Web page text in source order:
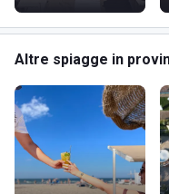
Altre spiagge in